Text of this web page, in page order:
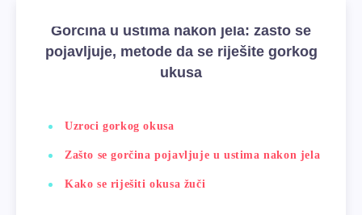
Gorčina u ustima nakon jela: zašto se
pojavljuje, metode da se riješite gorkog
ukusa
Uzroci gorkog okusa
Zašto se gorčina pojavljuje u ustima nakon jela
Kako se riješiti okusa žuči